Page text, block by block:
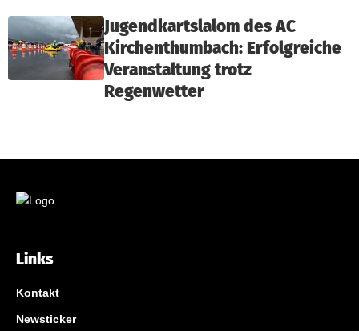
Jugendkartslalom des AC
Kirchenthumbach: Erfolgreiche
Veranstaltung trotz
Regenwetter
Links
Kontakt
Newsticker